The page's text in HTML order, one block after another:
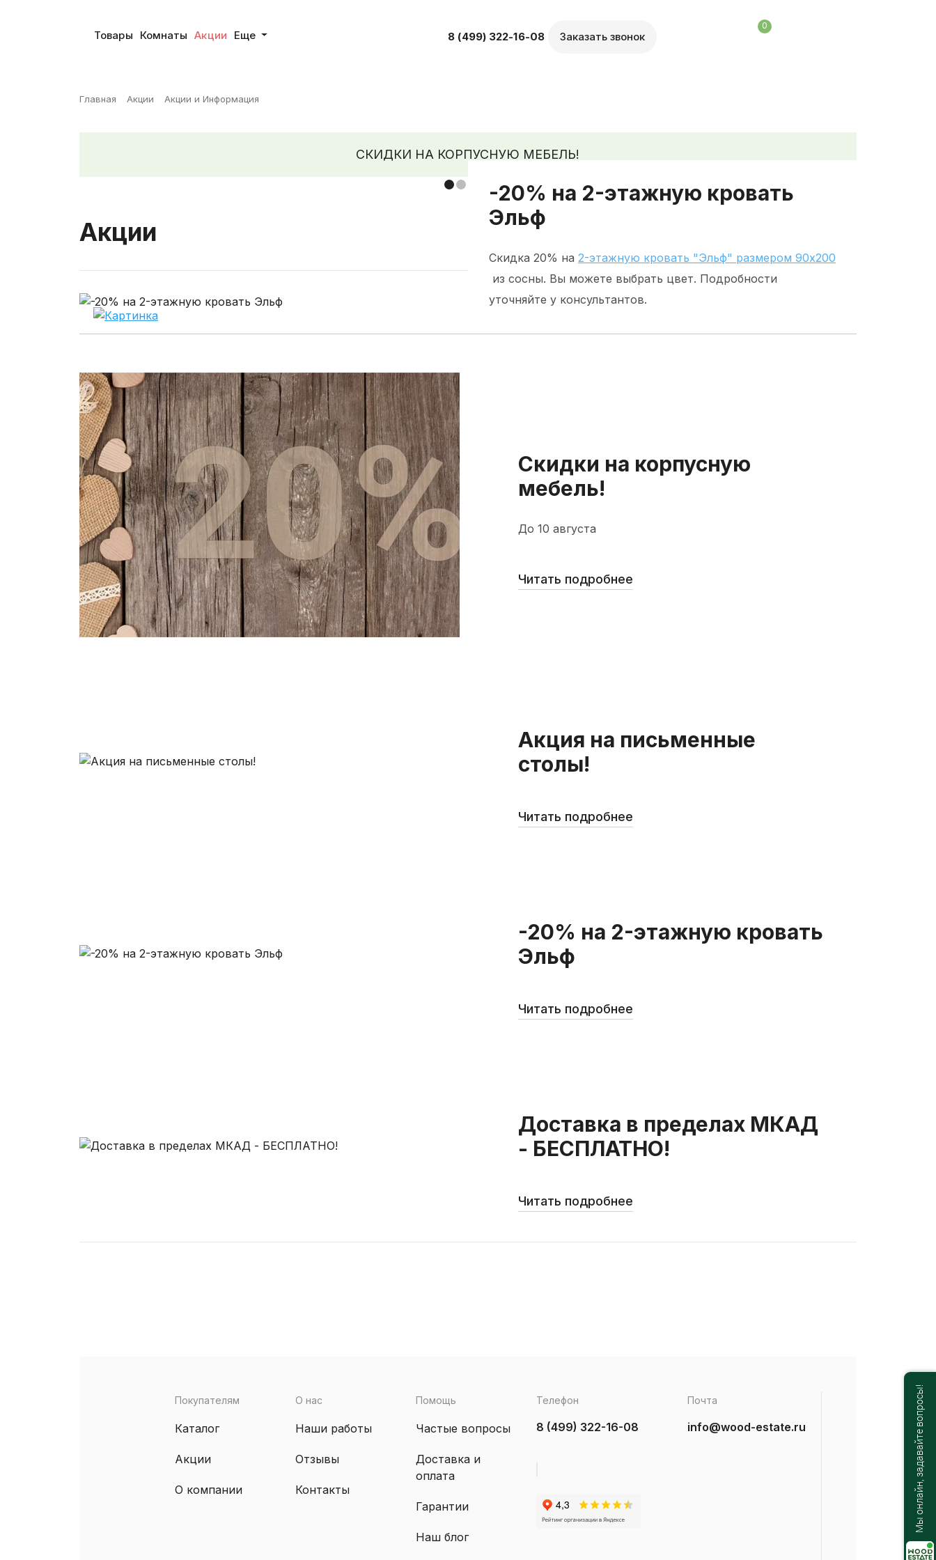
Товары Комнаты Акции Еще 8 (499) 322-16-08 Заказать звонок
0
Главная Акции Акции и Информация
СКИДКИ НА КОРПУСНУЮ МЕБЕЛЬ!
Акции
-20% на 2-этажную кровать
Эльф
Скидка 20% на 2-этажную кровать "Эльф" размером 90х200
из сосны. Вы можете выбрать цвет. Подробности
уточняйте у консультантов.
Скидки на корпусную
мебель!
До 10 августа
Читать подробнее
Акция на письменные
столы!
Читать подробнее
-20% на 2-этажную кровать
Эльф
Читать подробнее
Доставка в пределах МКАД
- БЕСПЛАТНО!
Читать подробнее
Покупателям
Каталог
Акции
О компании
О нас
Наши работы
Отзывы
Контакты
Помощь
Частые вопросы
Доставка и
оплата
Гарантии
Наш блог
Телефон
8 (499) 322-16-08
Почта
info@wood-estate.ru Мы онлайн, задавайте вопросы!